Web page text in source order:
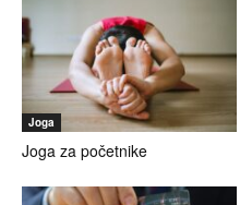
Joga
Joga za početnike